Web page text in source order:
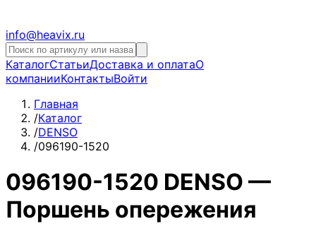
info@heavix.ru
КаталогСтатьиДоставка и оплатаО
компанииКонтактыВойти
Главная
/Каталог
/DENSO
/096190-1520
096190-1520 DENSO —
Поршень опережения